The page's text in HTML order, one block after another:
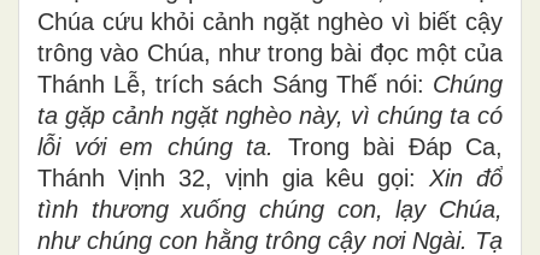
Chúa cứu khỏi cảnh ngặt nghèo vì biết cậy
trông vào Chúa, như trong bài đọc một của
Thánh Lễ, trích sách Sáng Thế nói: Chúng
ta gặp cảnh ngặt nghèo này, vì chúng ta có
lỗi với em chúng ta. Trong bài Đáp Ca,
Thánh Vịnh 32, vịnh gia kêu gọi:Xin đổ
tình thương xuống chúng con, lạy Chúa,
như chúng con hằng trông cậy nơi Ngài. Tạ